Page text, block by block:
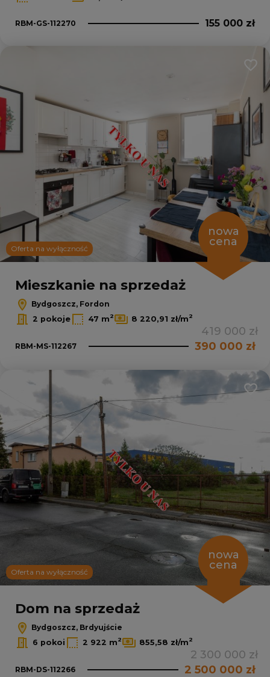
RBM-GS-112270 155 000 zł
Oferta na wyłączność
nowa
cena
Mieszkanie na sprzedaż
Bydgoszcz, Fordon
2 pokoje
47 m2 8 220,91 zł/m2
419 000 zł
RBM-MS-112267 390 000 zł
Oferta na wyłączność
nowa
cena
Dom na sprzedaż
Bydgoszcz, Brdyujście
6 pokoi
2 922 m2 855,58 zł/m2
2 300 000 zł
RBM-DS-112266 2 500 000 zł